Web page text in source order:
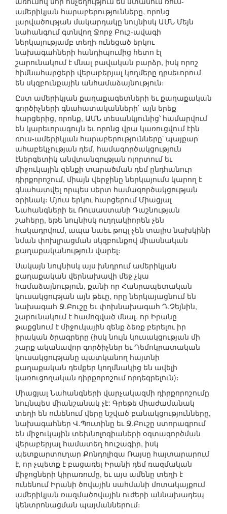
ամերիկյան հարաբերությունները, որոնց
լարվածության մակարդակը նույնիսկ ԱՄՆ Մեյն
նահանգում գտնվող Ջորջ Բուշ-ավագի
ներկայությամբ տեղի ունեցած երկու
նախագահների հանդիպումից հետո էլ
շարունակում է մնալ բավական բարձր, իսկ որոշ
հիմնահարցերի վերաբերյալ կողմերը դրսեւորում
են սկզբունքային անհամաձայնություն։
Ըստ ամերիկյան քաղաքագետների եւ քաղաքական
գործիչների գնահատականների` այն երեք
հարցերից, որոնք, ԱՄՆ տեսանկյունից՝ համարվում
են կարեւորագույն եւ որոնց վրա կառուցվում էին
ռուս-ամերիկյան հարաբերությունները՝ պայքար
ահաբեկչության դեմ, համագործակցություն
էներգետիկ անվտանգության ոլորտում եւ
միջուկային զենքի տարածման դեմ ընդհանուր
դիրքորոշում, միայն վերջինը ներկայումս կարող է
գնահատվել որպես սերտ համագործակցության
օրինակ։ Մյուս երկու հարցերում Միացյալ
Նահանգների եւ Ռուսաստանի Դաշնության
շահերը, եթե նույնիսկ ուղղակիորեն չեն
հակադրվում, ապա նաեւ թույլ չեն տալիս նախկինի
նման փոխլրացման սկզբունքով միասնական
քաղաքականություն վարել։
Սակայն նույնիսկ այս խնդրում ամերիկյան
քաղաքական վերնախավի մեջ չկա
համաձայնություն, քանի որ Հանրապետական
կուսակցության այն թեւը, որը ներկայացնում են
նախագահ Ջ.Բուշը եւ փոխնախագահ Դ.Չեյնին,
շարունակում է համոզված մնալ, որ Իրանը
թաքցնում է միջուկային զենք ձեռք բերելու իր
իրական ծրագրերը (իսկ նույն կուսակցության մի
շարք ականավոր գործիչներ եւ Դեմոկրատական
կուսակցությանը պատկանող հայտնի
քաղաքական դեմքեր կողմնակից են ավելի
կառուցողական դիրքորոշում որդեգրելուն)։
Միացյալ Նահանգների վարչակազմի դիրքորոշումը
նույնպես միանշանակ չէ: Գրեթե միաժամանակ
տեղի են ունենում վերը նշված բանակցությունները,
նախագահներ Վ.Պուտինը եւ Ջ.Բուշը ստորագրում
են միջուկային տեխնոլոգիաների օգտագործման
վերաբերյալ համատեղ հուշագիր, իսկ
պետքարտուղար Քոնդոլիզա Ռայսը հայտարարում
է, որ չպետք է բացառել Իրանի դեմ ռազմական
միջոցների կիրառումը, եւ այս ամենը տեղի է
ունենում Իրանի ծովային սահմանի մոտակայքում
ամերիկյան ռազմածովային ուժերի աննախադեպ
կենտրոնացման պայմաններում։